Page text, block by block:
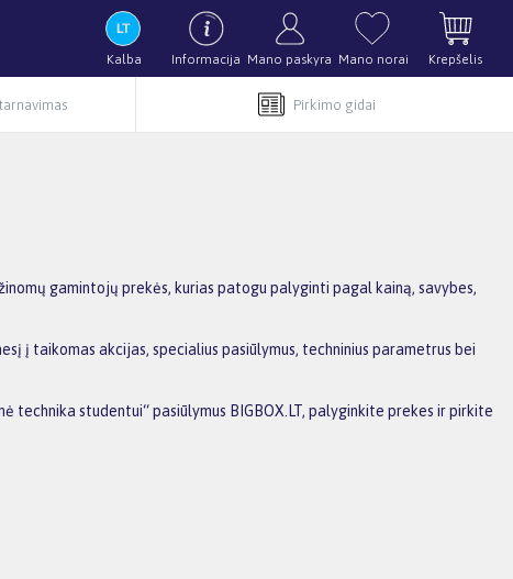
Kalba Informacija Mano paskyra Mano norai Krepšelis
Pirkimo gidai
gamintojų prekės, kurias patogu palyginti pagal kainą, savybes,
į taikomas akcijas, specialius pasiūlymus, techninius parametrus bei
studentui“ pasiūlymus BIGBOX.LT, palyginkite prekes ir pirkite